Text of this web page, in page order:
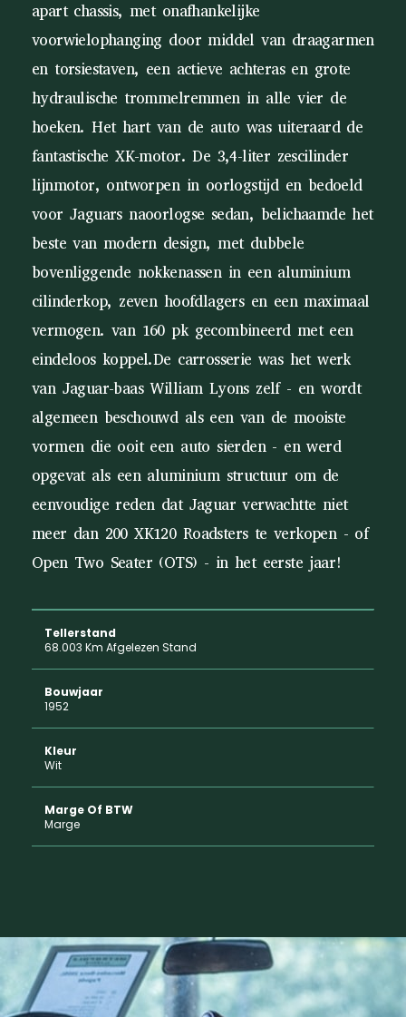
apart chassis, met onafhankelijke
voorwielophanging door middel van draagarmen
en torsiestaven, een actieve achteras en grote
hydraulische trommelremmen in alle vier de
hoeken. Het hart van de auto was uiteraard de
fantastische XK-motor. De 3,4-liter zescilinder
lijnmotor, ontworpen in oorlogstijd en bedoeld
voor Jaguars naoorlogse sedan, belichaamde het
beste van modern design, met dubbele
bovenliggende nokkenassen in een aluminium
cilinderkop, zeven hoofdlagers en een maximaal
vermogen. van 160 pk gecombineerd met een
eindeloos koppel.De carrosserie was het werk
van Jaguar-baas William Lyons zelf - en wordt
algemeen beschouwd als een van de mooiste
vormen die ooit een auto sierden - en werd
opgevat als een aluminium structuur om de
eenvoudige reden dat Jaguar verwachtte niet
meer dan 200 XK120 Roadsters te verkopen - of
Open Two Seater (OTS) - in het eerste jaar!
Tellerstand
68.003 Km Afgelezen Stand
Bouwjaar
1952
Kleur
Wit
Marge Of BTW
Marge